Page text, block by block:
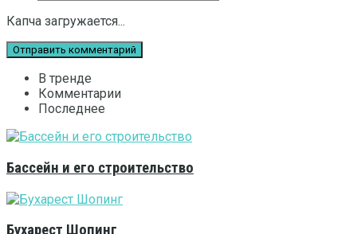
Капча загружается...
В тренде
Комментарии
Последнее
Бассейн и его строительство
Бухарест Шопинг